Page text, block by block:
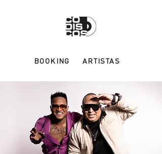
BOOKING ARTISTAS